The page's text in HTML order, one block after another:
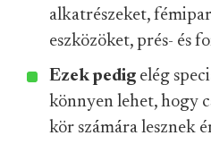
alkatrészeket,
eszközöket, prés- és
Ezek pedig elég
könnyen lehet, hogy
kör számára lesznek